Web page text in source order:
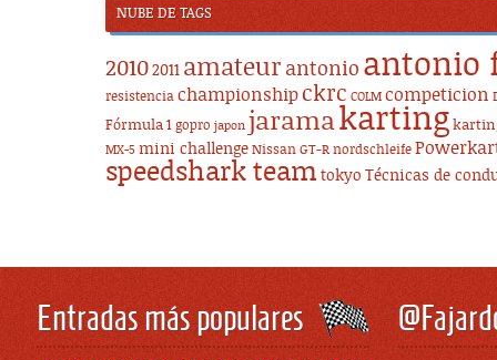
NUBE DE TAGS
20102011 amateur antonio antonio
resistencia championship ckrc COLM competicion
Fórmula 1 gopro japon jaramakarting
MX-5 mini challenge Nissan GT-R nordschleife
speedshark team tokyo Técnicas de
Entradas más populares